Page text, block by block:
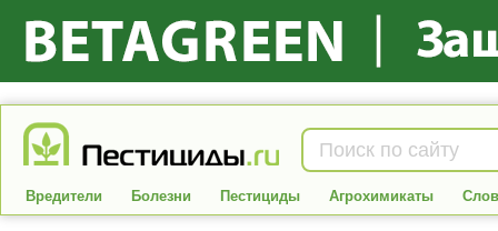
Вредители Болезни Пестициды Агрохимикаты